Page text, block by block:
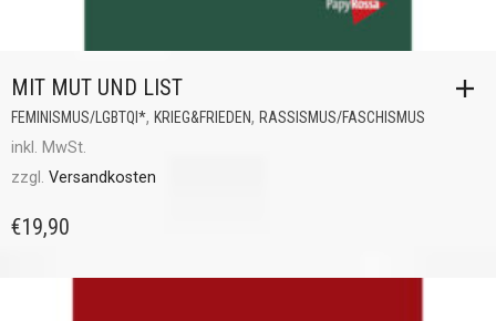
MIT MUT UND LIST
FEMINISMUS/LGBTQI*, KRIEG&FRIEDEN, RASSISMUS/FASCHISMUS
inkl. MwSt.
zzgl. Versandkosten
€19,90